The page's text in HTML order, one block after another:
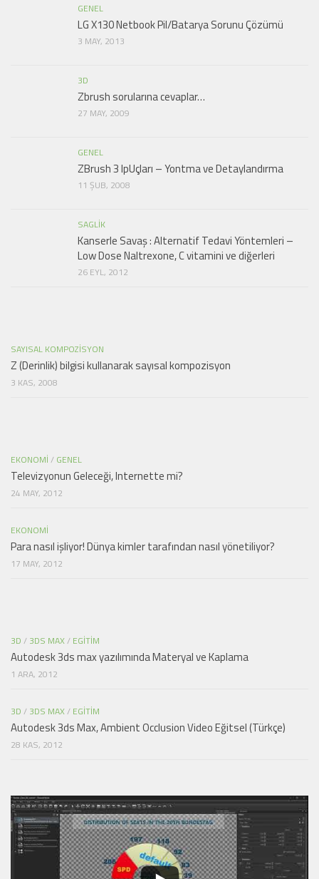
GENEL
LG X130 Netbook Pil/Batarya Sorunu Çözümü
3 MAY, 2013
3D
Zbrush sorularına cevaplar…
27 MAY, 2009
GENEL
ZBrush 3 IpUçları – Yontma ve Detaylandırma
11 ŞUB, 2008
SAGLIK
Kanserle Savaş : Alternatif Tedavi Yöntemleri –
Low Dose Naltrexone, C vitamini ve diğerleri
26 EYL, 2012
SAYISAL KOMPOZISYON
Z (Derinlik) bilgisi kullanarak sayısal kompozisyon
3 KAS, 2008
EKONOMI / GENEL
Televizyonun Geleceği, Internette mi?
24 MAY, 2012
EKONOMI
Para nasıl işliyor! Dünya kimler tarafından nasıl yönetiliyor?
17 MAY, 2012
3D / 3DS MAX/ EGITIM
Autodesk 3ds max yazılımında Materyal ve Kaplama
1 ARA, 2012
3D / 3DS MAX/ EGITIM
Autodesk 3ds Max, Ambient Occlusion Video Eğitsel (Türkçe)
28 KAS, 2012